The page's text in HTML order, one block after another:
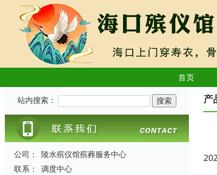
首页
站内搜索：
公司：
陵水殡仪馆殡葬服务中心
联系：
调度中心
产